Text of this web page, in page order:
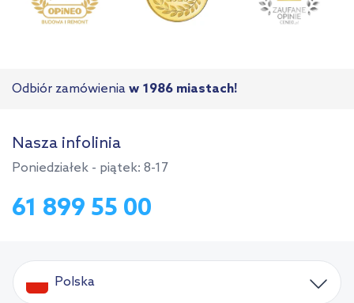
Odbiór zamówienia w 1986 miastach!
Nasza infolinia
Poniedziałek - piątek: 8-17
61 899 55 00
Polska